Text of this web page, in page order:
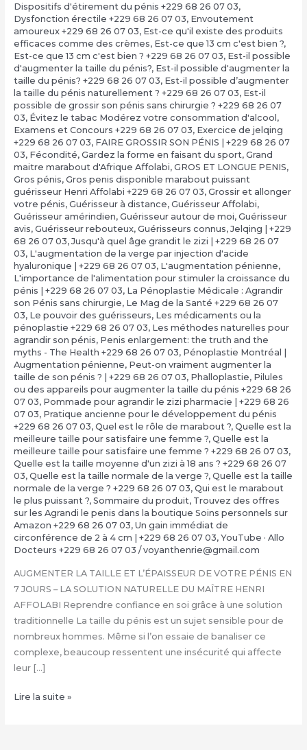
Dispositifs d'étirement du pénis +229 68 26 07 03,
Dysfonction érectile +229 68 26 07 03, Envoutement
amoureux +229 68 26 07 03, Est-ce qu'il existe des produits
efficaces comme des crèmes, Est-ce que 13 cm c'est bien ?,
Est-ce que 13 cm c'est bien ? +229 68 26 07 03, Est-il possible
d'augmenter la taille du pénis?, Est-il possible d'augmenter la
taille du pénis? +229 68 26 07 03, Est-il possible d’augmenter
la taille du pénis naturellement ? +229 68 26 07 03, Est-il
possible de grossir son pénis sans chirurgie ? +229 68 26 07
03, Évitez le tabac Modérez votre consommation d'alcool ,
Examens et Concours +229 68 26 07 03, Exercice de jelqing
+229 68 26 07 03, FAIRE GROSSIR SON PÉNIS | +229 68 26 07
03, Fécondité, Gardez la forme en faisant du sport, Grand
maitre marabout d'Afrique Affolabi, GROS ET LONGUE PENIS,
Gros pénis, Gros penis disponible marabout puissant
guérisseur Henri Affolabi +229 68 26 07 03, Grossir et allonger
votre pénis, Guérisseur à distance, Guérisseur Affolabi,
Guérisseur amérindien, Guérisseur autour de moi, Guérisseur
avis, Guérisseur rebouteux, Guérisseurs connus, Jelqing | +229
68 26 07 03, Jusqu'à quel âge grandit le zizi | +229 68 26 07
03, L'augmentation de la verge par injection d'acide
hyaluronique | +229 68 26 07 03, L'augmentation pénienne,
L'importance de l'alimentation pour stimuler la croissance du
pénis | +229 68 26 07 03, La Pénoplastie Médicale : Agrandir
son Pénis sans chirurgie, Le Mag de la Santé +229 68 26 07
03, Le pouvoir des guérisseurs, Les médicaments ou la
pénoplastie +229 68 26 07 03, Les méthodes naturelles pour
agrandir son pénis, Penis enlargement: the truth and the
myths - The Health +229 68 26 07 03, Pénoplastie Montréal |
Augmentation pénienne, Peut-on vraiment augmenter la
taille de son pénis ? | +229 68 26 07 03, Phalloplastie, Pilules
ou des appareils pour augmenter la taille du pénis +229 68 26
07 03, Pommade pour agrandir le zizi pharmacie | +229 68 26
07 03, Pratique ancienne pour le développement du pénis
+229 68 26 07 03, Quel est le rôle de marabout ?, Quelle est la
meilleure taille pour satisfaire une femme ?, Quelle est la
meilleure taille pour satisfaire une femme ? +229 68 26 07 03,
Quelle est la taille moyenne d'un zizi à 18 ans ? +229 68 26 07
03, Quelle est la taille normale de la verge ?, Quelle est la taille
normale de la verge ? +229 68 26 07 03, Qui est le marabout
le plus puissant ?, Sommaire du produit, Trouvez des offres
sur les Agrandi le penis dans la boutique Soins personnels sur
Amazon +229 68 26 07 03, Un gain immédiat de
circonférence de 2 à 4 cm | +229 68 26 07 03, YouTube · Allo
Docteurs +229 68 26 07 03 /voyanthenrie@gmail.com
AUGMENTER LA TAILLE ET L’ÉPAISSEUR DE VOTRE PÉNIS EN
7 JOURS – LA SOLUTION NATURELLE DU MAÎTRE HENRI
AFFOLABI Reprendre confiance en soi grâce à une solution
traditionnelle La taille du pénis est un sujet sensible pour de
nombreux hommes. Même si l’on essaie de banaliser ce
complexe, beaucoup ressentent une insécurité qui affecte
leur […]
COMMENT
Lire la suite »